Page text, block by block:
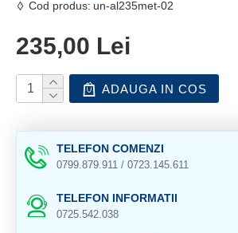
Cod produs: un-al235met-02
235,00 Lei
ADAUGA IN COS
TELEFON COMENZI
0799.879.911 / 0723.145.611
TELEFON INFORMATII
0725.542.038